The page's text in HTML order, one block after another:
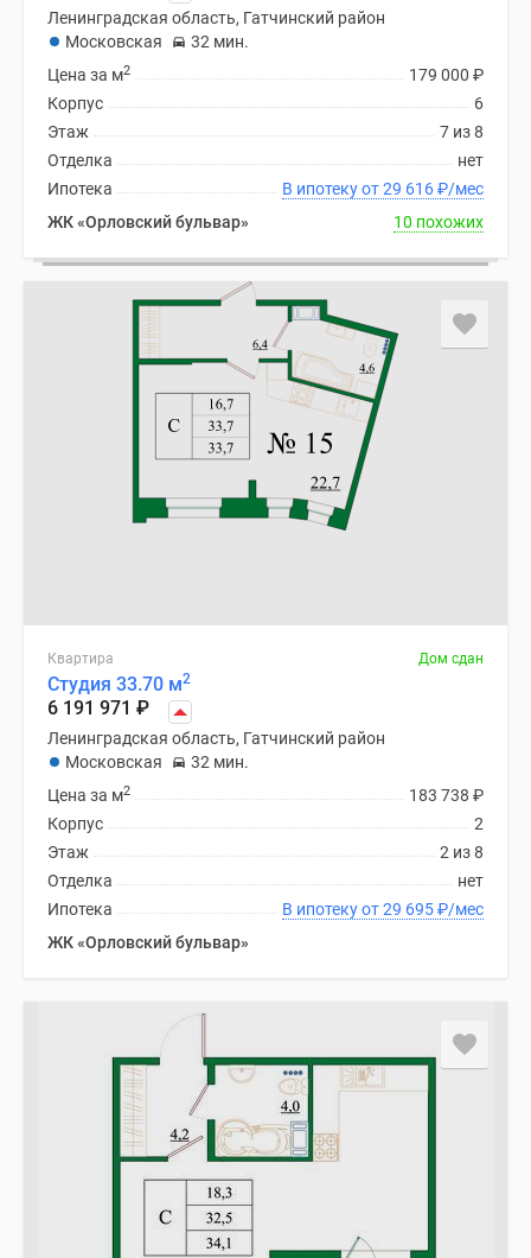
Ленинградская область, Гатчинский район
Московская
32 мин.
179 000 ₽
Цена за м2
6
Корпус
7 из 8
Этаж
нет
Отделка
В ипотеку от 29 616₽/мес
Ипотека
ЖК «Орловский бульвар»
10 похожих
Квартира Дом сдан
Студия 33.70 м2
6 191 971 ₽
Ленинградская область, Гатчинский район
Московская
32 мин.
183 738 ₽
Цена за м2
2
Корпус
2 из 8
Этаж
нет
Отделка
В ипотеку от 29 695₽/мес
Ипотека
ЖК «Орловский бульвар»